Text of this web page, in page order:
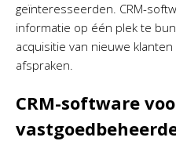
geïnteresseerden. CRM-
informatie op één plek te
acquisitie van nieuwe
afspraken.
CRM-software